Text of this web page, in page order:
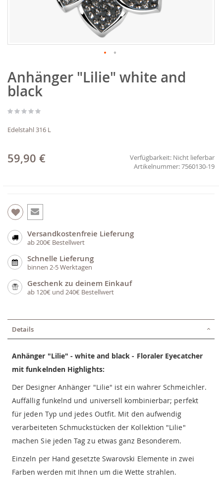
Anfang
der
Bildgalerie
Anhänger "Lilie" white and
black
Edelstahl 316 L
59,90 € Verfügbarkeit: Nicht lieferbar
7560130-19
Versandkostenfreie Lieferung
ab 200€ Bestellwert
Schnelle Lieferung
binnen 2-5 Werktagen
Geschenk zu deinem Einkauf
ab 120€ und 240€ Bestellwert
Details
Anhänger "Lilie" - white and black - Floraler Eyecatcher
mit funkelnden Highlights:
Der Designer Anhänger "Lilie" ist ein wahrer Schmeichler.
Auffällig funkelnd und universell kombinierbar; perfekt
für jeden Typ und jedes Outfit. Mit den aufwendig
verarbeiteten Schmuckstücken der Kollektion "Lilie"
machen Sie jeden Tag zu etwas ganz Besonderem.
Einzeln per Hand gesetzte Swarovski Elemente in zwei
Farben werden mit Ihnen um die Wette strahlen.